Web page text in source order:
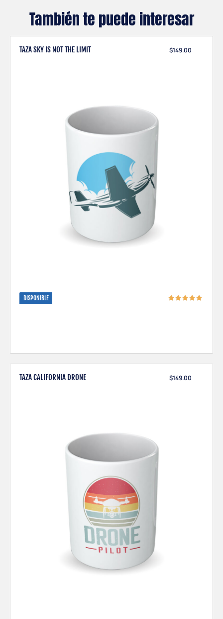
También te puede interesar
TAZA SKY IS NOT THE LIMIT $149.00
DISPONIBLE
TAZA CALIFORNIA DRONE $149.00